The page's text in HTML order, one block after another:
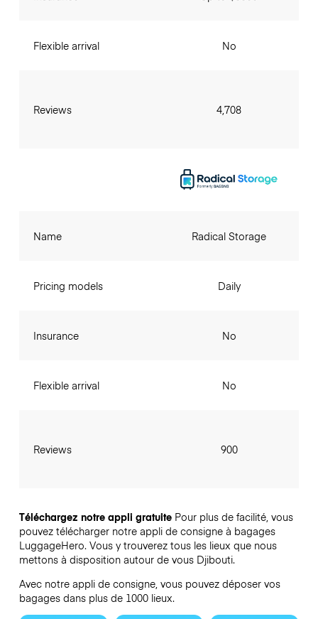
Flexible arrival
Reviews
No
4,708
Name
Pricing models
Insurance
Flexible arrival
Reviews
Radical Storage
Daily
No
No
900
Téléchargez notre appli gratuite Pour plus de facilité, vous
pouvez télécharger notre appli de consigne à bagages
LuggageHero. Vous y trouverez tous les lieux que nous
mettons à disposition autour de vous Djibouti.
Avec notre appli de consigne, vous pouvez déposer vos
bagages dans plus de 1000 lieux.